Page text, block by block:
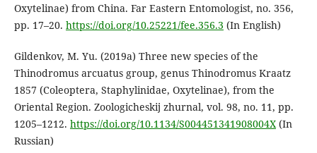
Oxytelinae) from China. Far Eastern Entomologist, no. 356,
pp. 17–20. https://doi.org/10.25221/fee.356.3 (In English)
Gildenkov, M. Yu. (2019a) Three new species of the
Thinodromus arcuatus group, genus Thinodromus Kraatz
1857 (Coleoptera, Staphylinidae, Oxytelinae), from the
Oriental Region. Zoologicheskij zhurnal, vol. 98, no. 11, pp.
1205–1212. https://doi.org/10.1134/S004451341908004X(In
Russian)